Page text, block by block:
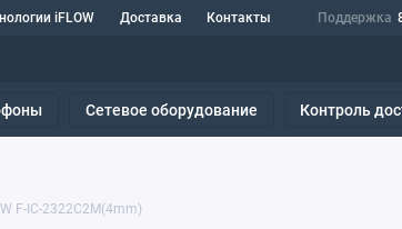
iFLOW Доставка Контакты Поддержка
Сетевое оборудование Контроль
F-IC-2322C2M(4mm)